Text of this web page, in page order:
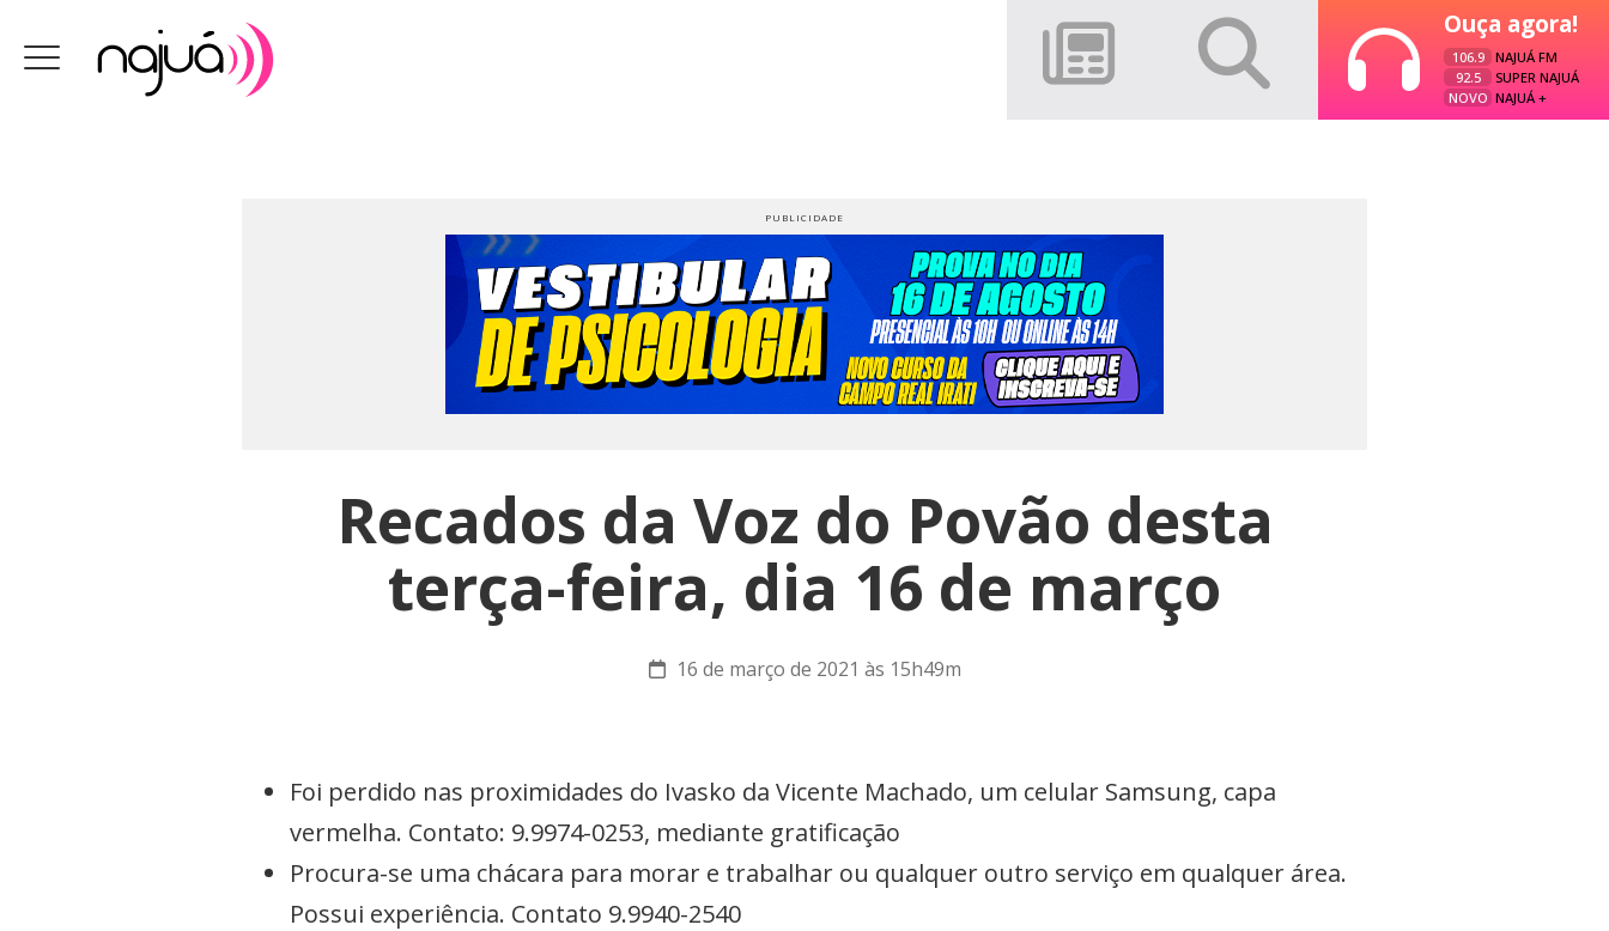
Ouça agora!
106.9
NAJUÁ FM
92.5
SUPER NAJUÁ
NOVO NAJUÁ +
Recados da Voz do Povão desta
terça-feira, dia 16 de março
16 de março de 2021 às 15h49m
Foi perdido nas proximidades do Ivasko da Vicente Machado, um celular Samsung, capa
vermelha. Contato: 9.9974-0253, mediante gratificação
Procura-se uma chácara para morar e trabalhar ou qualquer outro serviço em qualquer área.
Possui experiência. Contato 9.9940-2540